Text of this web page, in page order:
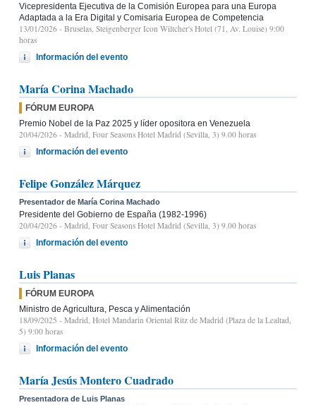
Vicepresidenta Ejecutiva de la Comisión Europea para una Europa
Adaptada a la Era Digital y Comisaria Europea de Competencia
13/01/2026 - Bruselas, Steigenberger Icon Wiltcher's Hotel (71, Av. Louise) 9:00
horas
Información del evento
María Corina Machado
FÓRUM EUROPA
Premio Nobel de la Paz 2025 y líder opositora en Venezuela
20/04/2026 - Madrid, Four Seasons Hotel Madrid (Sevilla, 3) 9.00 horas
Información del evento
Felipe González Márquez
Presentador de María Corina Machado
Presidente del Gobierno de España (1982-1996)
20/04/2026 - Madrid, Four Seasons Hotel Madrid (Sevilla, 3) 9.00 horas
Información del evento
Luis Planas
FÓRUM EUROPA
Ministro de Agricultura, Pesca y Alimentación
18/09/2025 - Madrid, Hotel Mandarin Oriental Ritz de Madrid (Plaza de la Lealtad,
5) 9:00 horas
Información del evento
María Jesús Montero Cuadrado
Presentadora de Luis Planas